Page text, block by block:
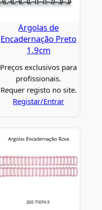
Argolas de
Encadernação Preto
1.9cm
Preços exclusivos para
profissionais.
Requer registo no site.
Registar/Entrar